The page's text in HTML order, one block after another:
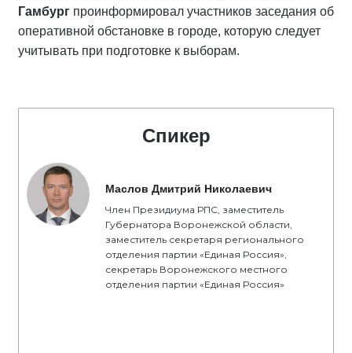
Гамбург проинформировал участников заседания об
оперативной обстановке в городе, которую следует
учитывать при подготовке к выборам.
Спикер
Маслов Дмитрий Николаевич
Член Президиума РПС, заместитель
Губернатора Воронежской области,
заместитель секретаря регионального
отделения партии «Единая Россия»,
секретарь Воронежского местного
отделения партии «Единая Россия»